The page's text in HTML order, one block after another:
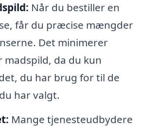
Når du bestiller en
får du præcise mængder
Det minimerer
madspild, da du kun
du har brug for til de
har valgt.
Mange tjenesteudbydere